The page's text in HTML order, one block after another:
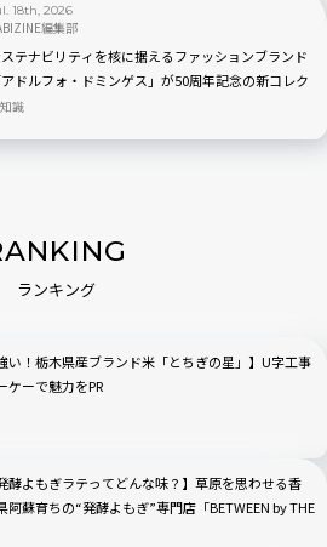
18th, 2026
編集部
テナビリティを核に据えるファッションブランド
アドルフォ・ドミンゲス」が50周年記念の新コレク
ン「EL NÚMERO」を発表
識
ランキング
い！栃木県産ブランド米「とちぎの星」】U字工事
ケーで魅力をPR
酵よもぎラテってどんな味？】草原を思わせる香
阿蘇育ちの“発酵よもぎ”専門店「BETWEEN by THE